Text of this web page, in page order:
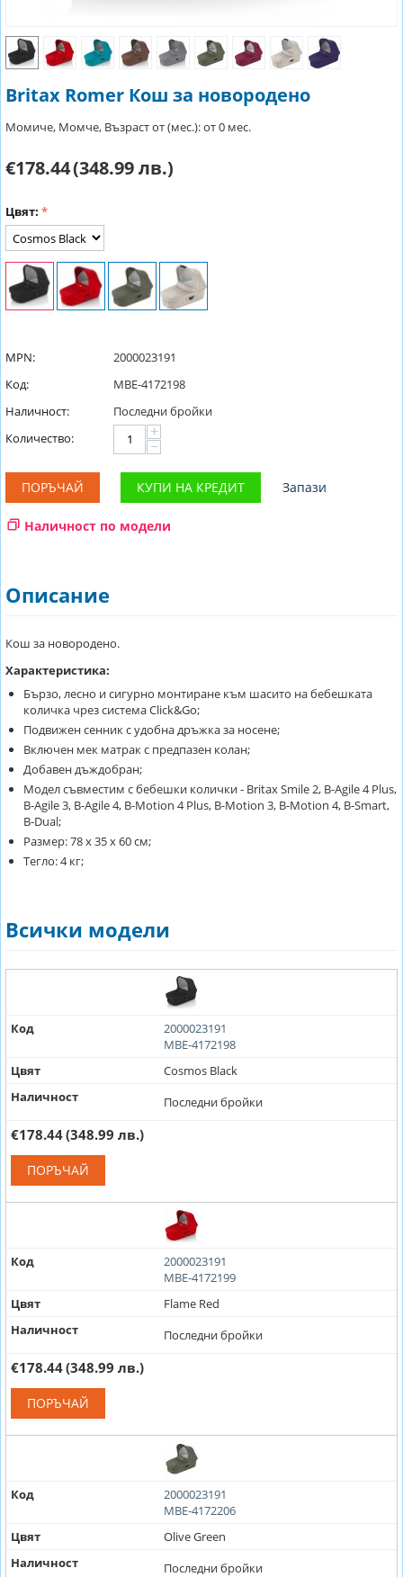
Britax Romer Кош за новородено
Момиче, Момче, Възраст от (мес.): от 0 мес.
€178.44(348.99 лв.)
Цвят:
MPN:
2000023191
Код:
MBE-4172198
Наличност:
Последни бройки
Количество:
+
−
ПОРЪЧАЙ КУПИ НА КРЕДИТ Запази
Наличност по модели
Описание
Кош за новородено.
Характеристика:
Бързо, лесно и сигурно монтиране към шасито на бебешката
количка чрез система Click&Go;
Подвижен сенник с удобна дръжка за носене;
Включен мек матрак с предпазен колан;
Добавен дъждобран;
Модел съвместим с бебешки колички - Britax Smile 2, B-Agile 4 Plus,
B-Agile 3, B-Agile 4, B-Motion 4 Plus, B-Motion 3, B-Motion 4, B-Smart,
B-Dual;
Размер: 78 х 35 х 60 см;
Тегло: 4 кг;
Всички модели
Код
2000023191
MBE-4172198
Цвят
Cosmos Black
Наличност
Последни бройки
€178.44(348.99 лв.)
ПОРЪЧАЙ
Код
2000023191
MBE-4172199
Цвят
Flame Red
Наличност
Последни бройки
€178.44(348.99 лв.)
ПОРЪЧАЙ
Код
2000023191
MBE-4172206
Цвят
Olive Green
Наличност
Последни бройки